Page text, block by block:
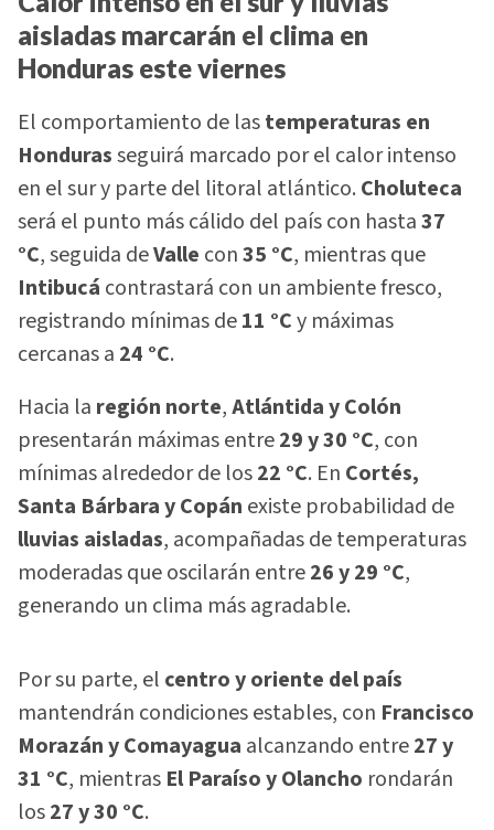
aisladas marcarán el clima en
Honduras este viernes
El comportamiento de lastemperaturas en
Hondurasseguirá marcado por el calor intenso
en el sur y parte del litoral atlántico. Choluteca
será el punto más cálido del país con hasta37
°C, seguida deValle con35 °C, mientras que
Intibucá contrastará con un ambiente fresco,
registrando mínimas de11 °Cy máximas
cercanas a 24 °C.
Hacia la región norte,Atlántida y Colón
presentarán máximas entre29 y 30 °C, con
mínimas alrededor de los22 °C. En Cortés,
Santa Bárbara y Copán existe probabilidad de
lluvias aisladas, acompañadas de temperaturas
moderadas que oscilarán entre26 y 29 °C,
generando un clima más agradable.
Por su parte, el centro y oriente del país
mantendrán condiciones estables, con Francisco
Morazán y Comayagua alcanzando entre27 y
31 °C, mientras El Paraíso y Olancho rondarán
los27 y 30 °C.